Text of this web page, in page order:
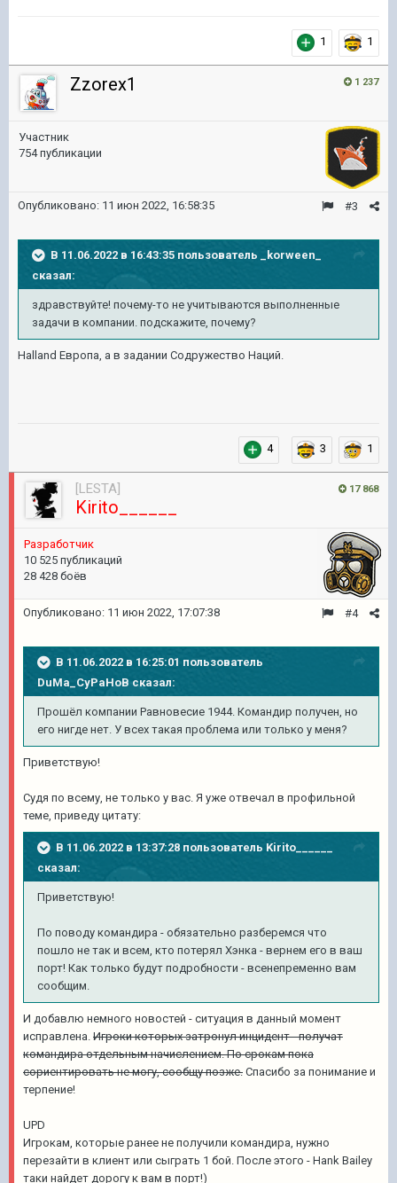
1 1
1 237
Zzorex1
Участник
754 публикации
#3
Опубликовано: 11 июн 2022, 16:58:35
В 11.06.2022 в 16:43:35 пользователь
_korween_
сказал:
здравствуйте! почему-то не учитываются выполненные
задачи в компании. подскажите, почему?
Halland Европа, а в задании Содружество Наций.
4 3 1
17 868
[LESTA]
Kirito______
Разработчик
10 525 публикаций
28 428 боёв
#4
Опубликовано: 11 июн 2022, 17:07:38
В 11.06.2022 в 16:25:01 пользователь
DuMa_CyPaHoBсказал:
Прошёл компании Равновесие 1944. Командир получен, но
его нигде нет. У всех такая проблема или только у меня?
Приветствую!
Судя по всему, не только у вас. Я уже отвечал в профильной
теме, приведу цитату:
В 11.06.2022 в 13:37:28 пользователь Kirito______
сказал:
Приветствую!
По поводу командира - обязательно разберемся что
пошло не так и всем, кто потерял Хэнка - вернем его в ваш
порт! Как только будут подробности - всенепременно вам
сообщим.
И добавлю немного новостей - ситуация в данный момент
исправлена. Игроки которых затронул инцидент - получат
командира отдельным начислением. По срокам пока
сориентировать не могу, сообщу позже. Спасибо за понимание и
терпение!
UPD
Игрокам, которые ранее не получили командира, нужно
перезайти в клиент или сыграть 1 бой. После этого - Hank Bailey
таки найдет дорогу к вам в порт!)